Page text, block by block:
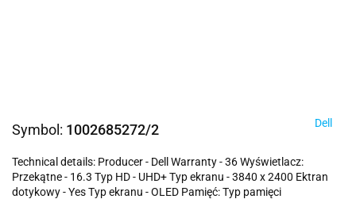
Symbol: 1002685272/2 Dell
Technical details: Producer - Dell Warranty - 36 Wyświetlacz:
Przekątne - 16.3 Typ HD - UHD+ Typ ekranu - 3840 x 2400 Ektran
dotykowy - Yes Typ ekranu - OLED Pamięć: Typ pamięci